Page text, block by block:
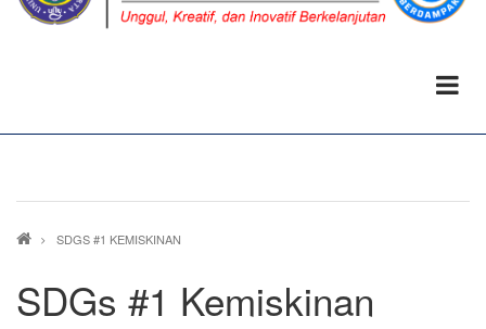
Breadcrumb
SDGS #1 KEMISKINAN
SDGs #1 Kemiskinan